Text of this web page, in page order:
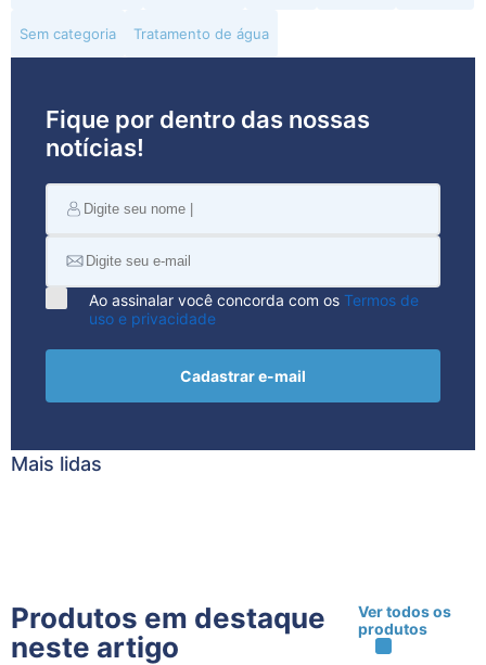
Sem categoria Tratamento de água
Fique por dentro das nossas
notícias!
Ao assinalar você concorda com os Termos de
uso e privacidade
Cadastrar e-mail
Mais lidas
Produtos em destaque
neste artigo
Ver todos os
produtos